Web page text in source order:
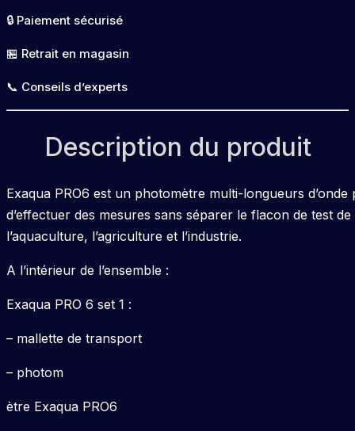
set
1
pack
9116
🔒 Paiement sécurisé
🏪 Retrait en magasin
📞 Conseils d’experts
Description du produit
Exaqua PRO6 est un photomètre multi-longueurs
d’effectuer des mesures sans séparer le flacon de test
l’aquaculture, l’agriculture et l’industrie.
A l’intérieur de l’ensemble :
Exaqua PRO 6 set 1 :
– mallette de transport
– photom
ètre Exaqua PRO6